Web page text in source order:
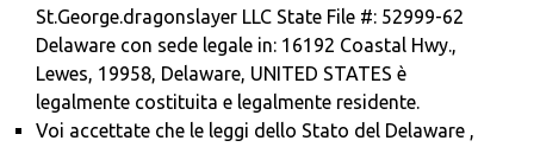
St.George.dragonslayer LLC State File #: 52999-62
Delaware con sede legale in: 16192 Coastal Hwy.,
Lewes, 19958, Delaware, UNITED STATES è
legalmente costituita e legalmente residente.
Voi accettate che le leggi dello Stato del Delaware ,